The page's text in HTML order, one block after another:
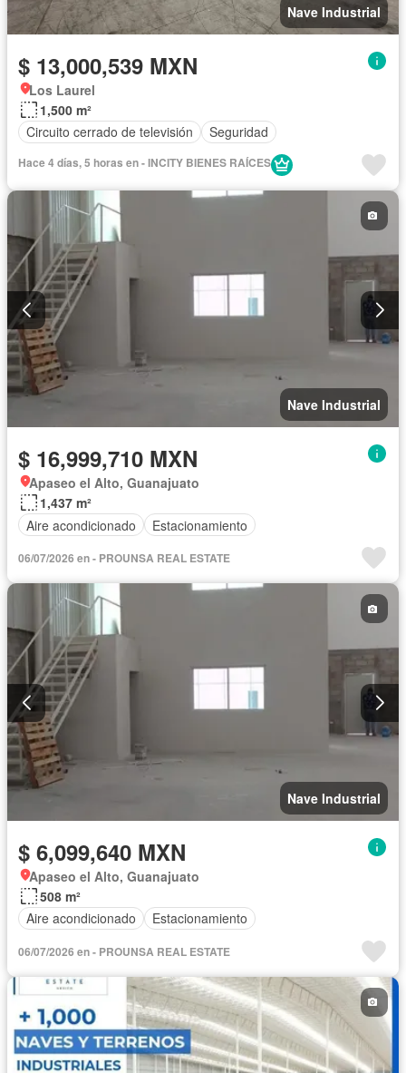
Nave Industrial
$ 13,000,539 MXN
Los Laurel
1,500 m²
Circuito cerrado de televisión
Seguridad
Hace 4 días, 5 horas en - INCITY BIENES RAÍCES
Nave Industrial
$ 16,999,710 MXN
Apaseo el Alto, Guanajuato
1,437 m²
Aire acondicionado
Estacionamiento
06/07/2026 en - PROUNSA REAL ESTATE
Nave Industrial
$ 6,099,640 MXN
Apaseo el Alto, Guanajuato
508 m²
Aire acondicionado
Estacionamiento
06/07/2026 en - PROUNSA REAL ESTATE